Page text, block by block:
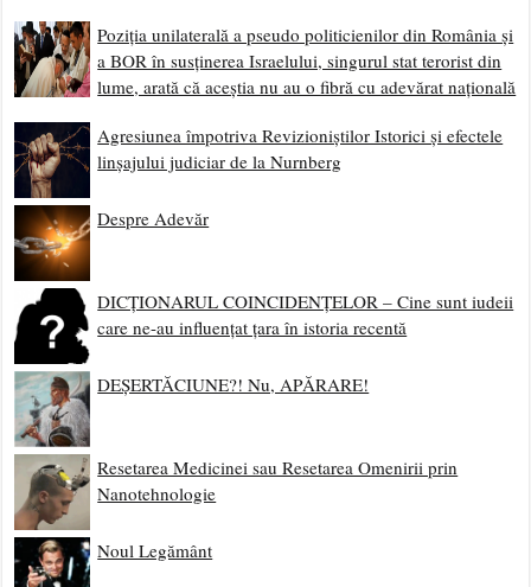
Poziția unilaterală a pseudo politicienilor din România și
a BOR în susținerea Israelului, singurul stat terorist din
lume, arată că aceștia nu au o fibră cu adevărat națională
Agresiunea împotriva Revizioniștilor Istorici și efectele
linșajului judiciar de la Nurnberg
Despre Adevăr
DICȚIONARUL COINCIDENȚELOR – Cine sunt iudeii
care ne-au influențat țara în istoria recentă
DEȘERTĂCIUNE?! Nu, APĂRARE!
Resetarea Medicinei sau Resetarea Omenirii prin
Nanotehnologie
Noul Legământ